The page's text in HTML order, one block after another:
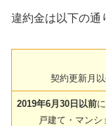
違約金は以下の通
契約更新月
2019年6月30日以前
戸建て・マンシ